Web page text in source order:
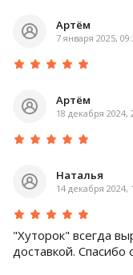
Артём
7 января 2025,
Артём
18 декабря 2024,
Наталья
14 декабря 2024,
"Хуторок" всегда
доставкой.